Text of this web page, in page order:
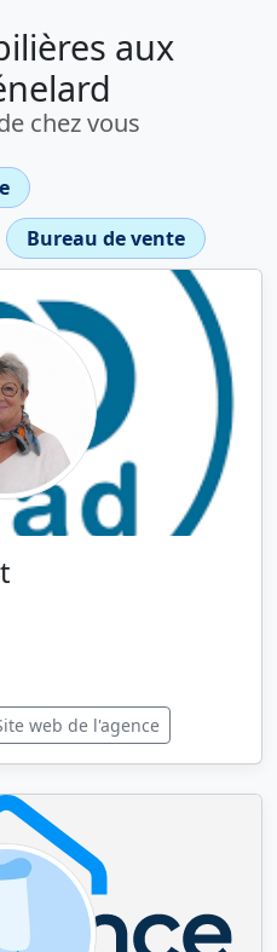
aux
chez vous
Bureau de vente
web de l'agence